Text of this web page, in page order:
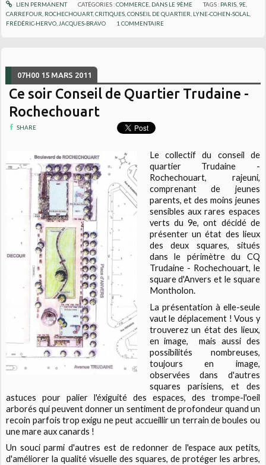
LIEN PERMANENT CATÉGORIES :COMMERCE, DANS LE 9ÈME TAGS : PARIS 9E
CARREFOUR ROCHECHOUART,CRITIQUES ,CONSEIL DE QUARTIER LYNE-COHEN-SOLAL
FRÉDÉRIC-HERVO JACQUES-BRAVO 1 COMMENTAIRE
07H00 15 MARS 2011
Ce soir Conseil de Quartier Trudaine -
Rochechouart
SHARE
Le collectif du conseil de
quartier Trudaine -
Rochechouart, rajeuni,
comprenant de jeunes
parents, et des moins jeunes
sensibles aux rares espaces
verts du 9e, ont décidé de
présenter un état des lieux
des deux squares, situés
dans le périmètre du CQ
Trudaine - Rochechouart, le
square d'Anvers et le square
Montholon.
La présentation à elle-seule
vaut le déplacement ! Vous y
trouverez un état des lieux,
en image, mais aussi des
possibilités nombreuses,
toujours en image,
observées dans d'autres
squares parisiens, et des
astuces pour palier l'éxiguité des espaces, des trompe-l'oeil
arborés qui peuvent donner un sentiment de profondeur quand un
recoin parfois trop exigu ne peut accueillir un terrain de boules ou
une mare aux canards !
Un souci parmi d'autres est de redonner de l'espace aux petits,
d'améliorer la qualité visuelle des squares, de protéger les arbres,